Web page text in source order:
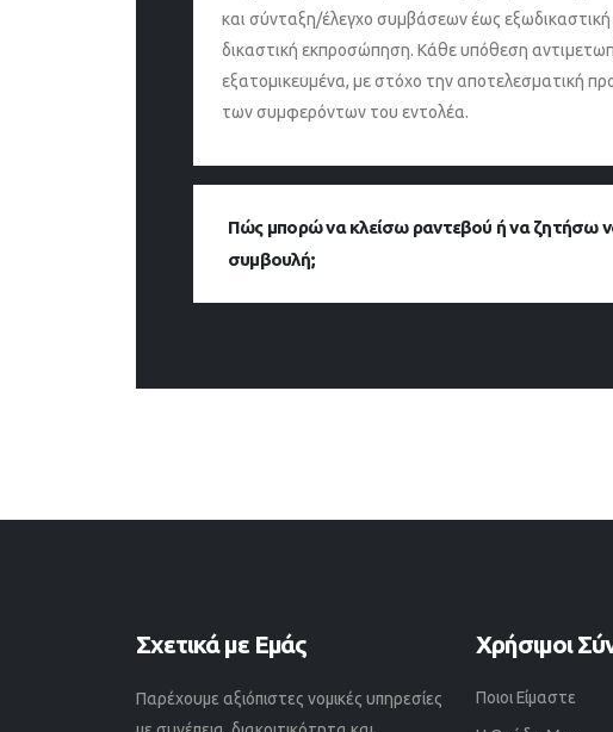
και σύνταξη/έλεγχο συμβάσεων έως εξωδικαστική
δικαστική εκπροσώπηση. Κάθε υπόθεση
εξατομικευμένα, με στόχο την αποτελεσματική
των συμφερόντων του εντολέα.
Πώς μπορώ να κλείσω ραντεβού ή να ζητήσω
συμβουλή;
Σχετικά με Εμάς
Παρέχουμε αξιόπιστες νομικές υπηρεσίες
Χρήσιμοι
Ποιοι Είμαστε